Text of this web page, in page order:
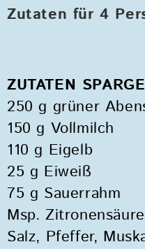
Zutaten für 4
ZUTATEN
250 g grüner
150 g Vollmilch
110 g Eigelb
25 g Eiweiß
75 g Sauerrahm
Msp. Zitronensäure
Salz, Pfeffer,